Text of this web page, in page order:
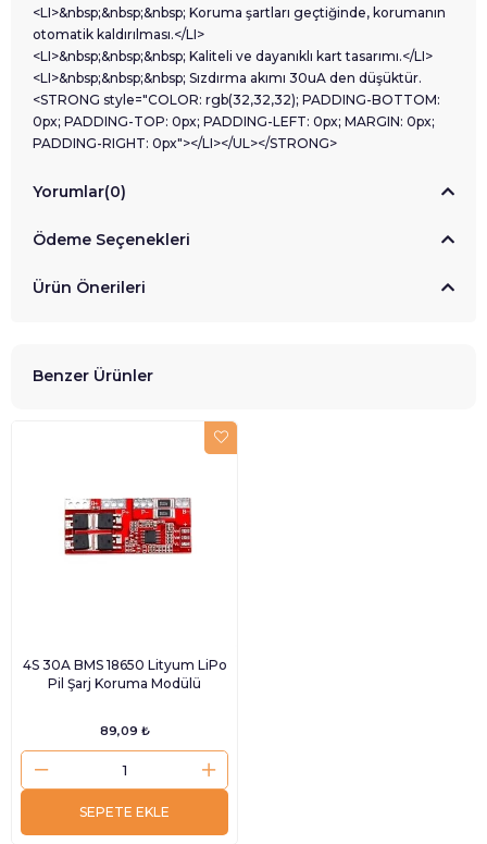
<LI>&nbsp;&nbsp;&nbsp; Koruma şartları geçtiğinde, korumanın
otomatik kaldırılması.</LI>
<LI>&nbsp;&nbsp;&nbsp; Kaliteli ve dayanıklı kart tasarımı.</LI>
<LI>&nbsp;&nbsp;&nbsp; Sızdırma akımı 30uA den düşüktür.
<STRONG style="COLOR: rgb(32,32,32); PADDING-BOTTOM:
0px; PADDING-TOP: 0px; PADDING-LEFT: 0px; MARGIN: 0px;
PADDING-RIGHT: 0px"></LI></UL></STRONG>
Yorumlar(0)
Ödeme Seçenekleri
Ürün Önerileri
Benzer Ürünler
4S 30A BMS 18650 Lityum LiPo
Pil Şarj Koruma Modülü
89,09 ₺
SEPETE EKLE